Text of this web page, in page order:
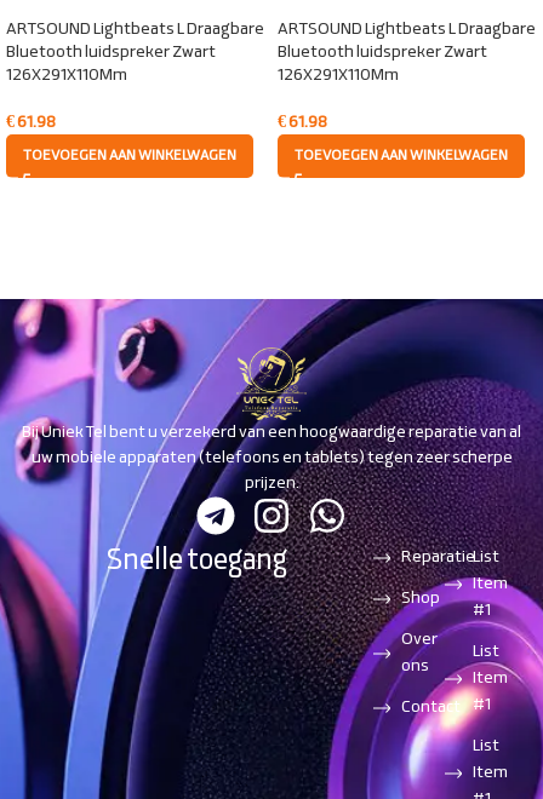
ARTSOUND Lightbeats L Draagbare
Bluetooth luidspreker Zwart
126X291X110Mm
€61.98
TOEVOEGEN AAN WINKELWAGEN
ARTSOUND Lightbeats L Draagbare
Bluetooth luidspreker Zwart
126X291X110Mm
€61.98
TOEVOEGEN AAN WINKELWAGEN
Bij Uniek Tel bent u verzekerd van een hoogwaardige reparatie van al
uw mobiele apparaten (telefoons en tablets) tegen zeer scherpe
prijzen.
Snelle toegang
Reparatie
Shop
Over
ons
Contact
List
Item
#1
List
Item
#1
List
Item